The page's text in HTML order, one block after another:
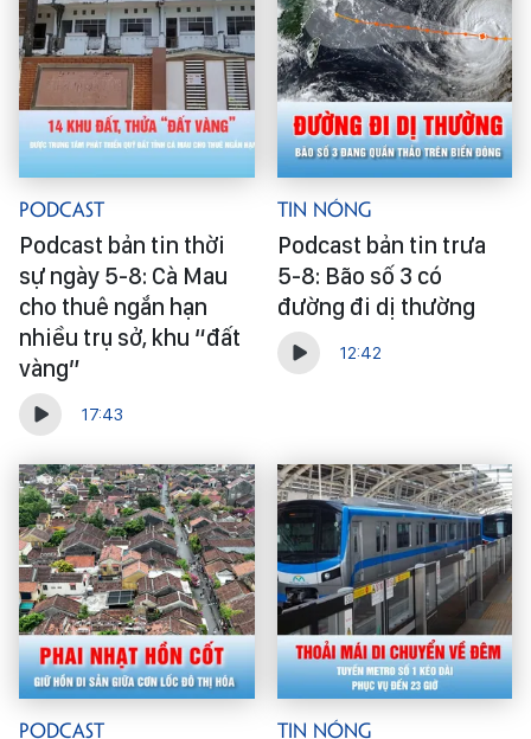
Podcast
Podcast bản tin thời
sự ngày 5-8: Cà Mau
cho thuê ngắn hạn
nhiều trụ sở, khu “đất
vàng”
17:43
Tin Nóng
Podcast bản tin trưa
5-8: Bão số 3 có
đường đi dị thường
12:42
Podcast Tin Nóng